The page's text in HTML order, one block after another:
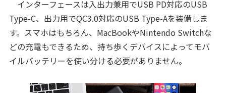
インターフェースは入出力兼用でUSB PD対応のUSB
Type-C、出力用でQC3.0対応のUSB Type-Aを装備しま
す。スマホはもちろん、MacBookやNintendo Switchな
どの充電もできるため、持ち歩くデバイスによってモバ
イルバッテリーを使い分ける必要がありません。